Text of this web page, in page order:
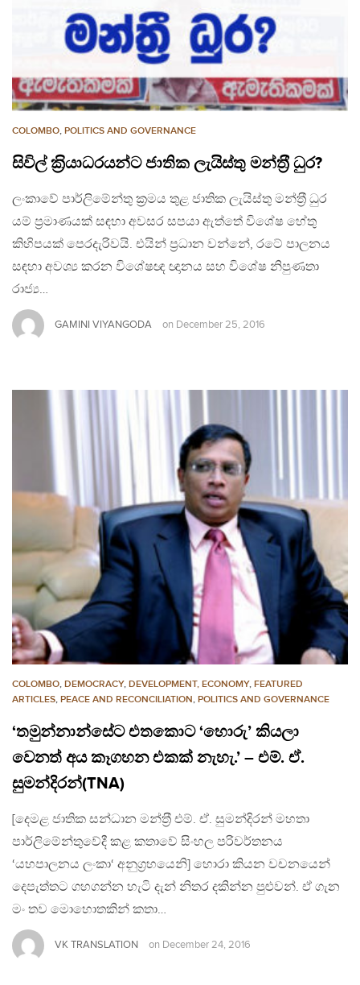
COLOMBO, POLITICS AND GOVERNANCE
සිවිල් ක‍්‍රියාධරයන්ට ජාතික ලැයිස්තු මන්ත‍්‍රී ධුර?
ලංකාවේ පාර්ලිමේන්තු ක‍්‍රමය තුළ ජාතික ලැයිස්තු මන්ත‍්‍රී ධුර
යම් ප‍්‍රමාණයක් සඳහා අවසර සපයා ඇත්තේ විශේෂ හේතු
කිහිපයක් පෙරදැරිවයි. එයින් ප‍්‍රධාන වන්නේ, රටේ පාලනය
සඳහා අවශ්‍ය කරන විශේෂඥ ඥානය සහ විශේෂ නිපුණතා
රාජ්‍ය…
GAMINI VIYANGODA on December 25, 2016
COLOMBO, DEMOCRACY, DEVELOPMENT, ECONOMY, FEATURED
ARTICLES, PEACE AND RECONCILIATION, POLITICS AND GOVERNANCE
‘තමුන්නාන්සේට එතකොට ‘හොරු’ කියලා
වෙනත් අය කෑගහන එකක් නැහැ.’ – එම්. ඒ.
සුමන්දිරන්(TNA)
[දෙමළ ජාතික සන්ධාන මන්ත‍්‍රී එම්. ඒ. සුමන්දිරන් මහතා
පාර්ලිමේන්තුවේදී කළ කතාවේ සිංහල පරිවර්තනය
‘යහපාලනය ලංකා‘ අනුග‍්‍රහයෙනි] හොරා කියන වචනයෙන්
දෙපැත්තට ගහගන්න හැටි දැන් නිතර දකින්න පුළුවන්. ඒ ගැන
මං තව මොහොතකින් කතා…
VK TRANSLATION on December 24, 2016